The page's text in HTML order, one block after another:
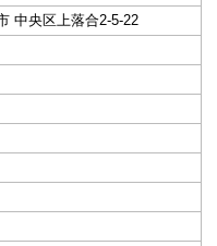
中央区上落合2-5-22